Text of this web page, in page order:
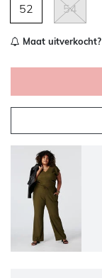
52 54
Maat uitverkocht?